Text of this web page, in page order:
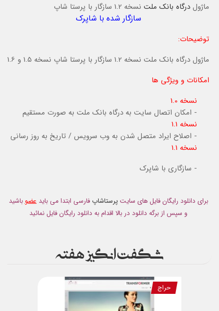
ماژول درگاه بانک ملت نسخه 1.2 سازگار با پرستا شاپ
سازگار شده با شاپرک
توضیحات:
ماژول درگاه بانک ملت نسخه 1.2 سازگار با پرستا شاپ نسخه 1.5 و 1.6
امکانات و ویژگی ها
نسخه 1.0
- امکان اتصال سایت به درگاه بانک ملت به صورت مستقیم
نسخه 1.1
- اصلاح ایراد متصل شدن به وب سرویس / تاریخ به روز رسانی
نسخه 1.1
- سازگاری با شاپرک
برای دانلود رایگان فایل های سایتپرستاشاپ فارسی ابتدا می بایدعضوباشید
و سپس از برگه دانلود در بالا اقدام به دانلود رایگان فایل نمائید
شگفت انگیز هفته
حراج